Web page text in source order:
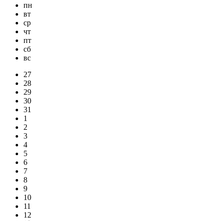
пн
вт
ср
чт
пт
сб
вс
27
28
29
30
31
1
2
3
4
5
6
7
8
9
10
11
12